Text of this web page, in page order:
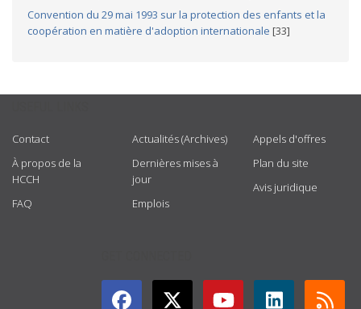
Convention du 29 mai 1993 sur la protection des enfants et la
coopération en matière d'adoption internationale [33]
Contact
À propos de la
HCCH
FAQ
Actualités (Archives)
Dernières mises à
jour
Emplois
Appels d'offres
Plan du site
Avis juridique